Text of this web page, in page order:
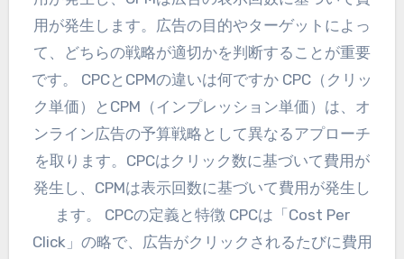
用が発生します。広告の目的やターゲットによっ
て、どちらの戦略が適切かを判断することが重要
です。 CPCとCPMの違いは何ですか CPC（クリッ
ク単価）とCPM（インプレッション単価）は、オ
ンライン広告の予算戦略として異なるアプローチ
を取ります。CPCはクリック数に基づいて費用が
発生し、CPMは表示回数に基づいて費用が発生し
ます。 CPCの定義と特徴 CPCは「Cost Per
Click」の略で、広告がクリックされるたびに費用